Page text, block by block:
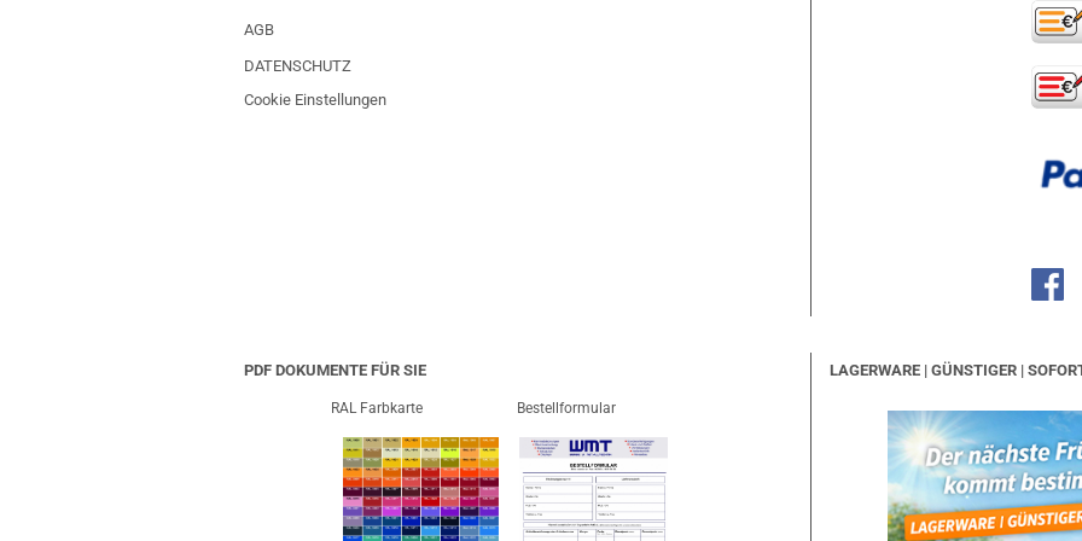
AGB
DATENSCHUTZ
Cookie Einstellungen
PDF DOKUMENTE FÜR SIE
RAL Farbkarte Bestellformular
LAGERWARE | GÜNSTIGER |